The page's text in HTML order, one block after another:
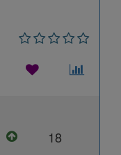
18